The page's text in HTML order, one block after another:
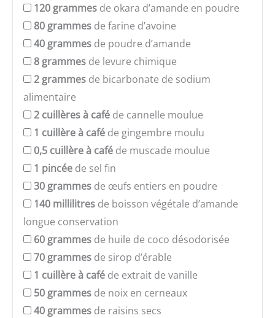
120 grammes de okara d’amande en poudre
80 grammes de farine d’avoine
40 grammes de poudre d’amande
8 grammes de levure chimique
2 grammes de bicarbonate de sodium
alimentaire
2 cuillères à café de cannelle moulue
1 cuillère à café de gingembre moulu
0,5 cuillère à café de muscade moulue
1 pincée de sel fin
30 grammes de œufs entiers en poudre
140 millilitres de boisson végétale d’amande
longue conservation
60 grammes de huile de coco désodorisée
70 grammes de sirop d’érable
1 cuillère à café de extrait de vanille
50 grammes de noix en cerneaux
40 grammes de raisins secs